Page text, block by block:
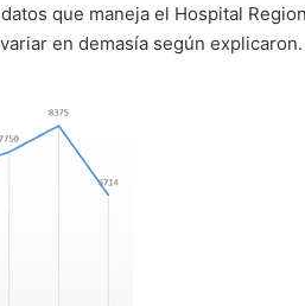
que maneja el Hospital
en demasía según explicaron.